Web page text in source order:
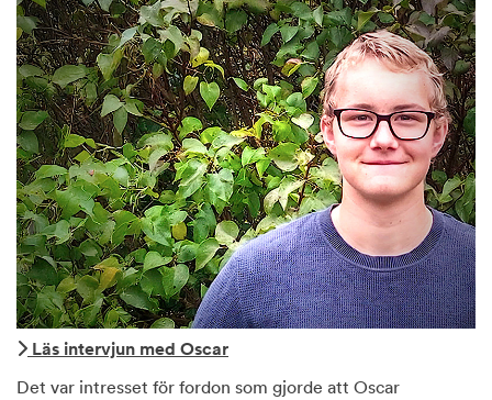
Läs intervjun med Oscar
Det var intresset för fordon som gjorde att Oscar